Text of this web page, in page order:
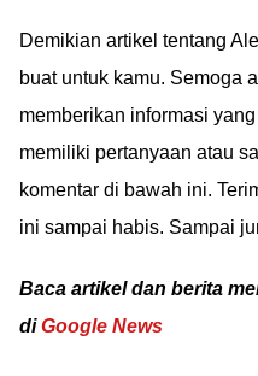
Demikian artikel tentang
buat untuk kamu. Semoga
memberikan informasi
memiliki pertanyaan atau
komentar di bawah ini.
ini sampai habis. Sampai
Baca artikel dan berita
diGoogle News